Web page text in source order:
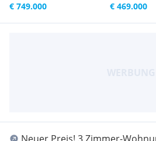
€ 749.000 € 469.000